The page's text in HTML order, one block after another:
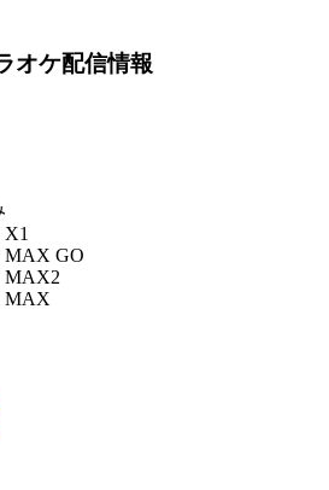
オケ配信情報
MAX GO
MAX2
MAX